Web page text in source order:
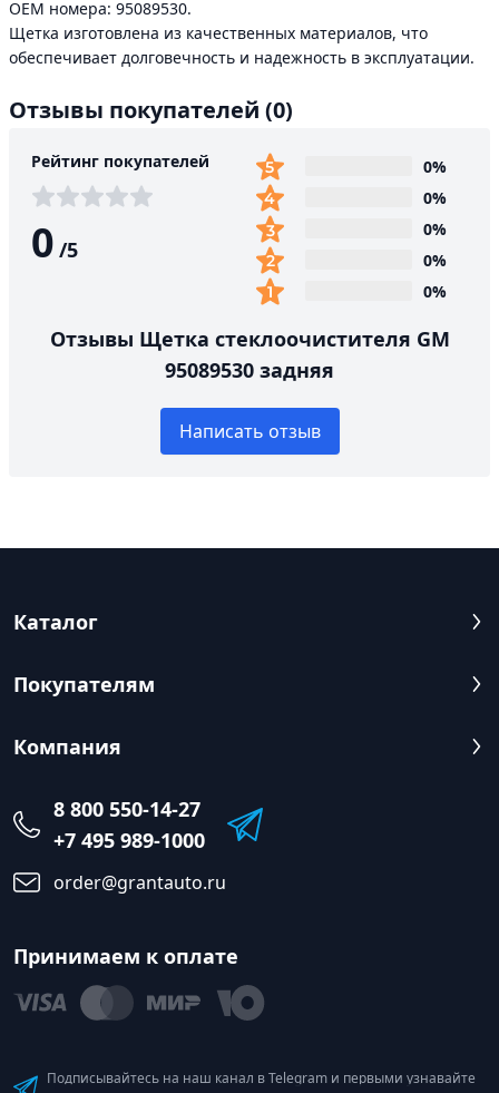
ОЕМ номера: 95089530.
Щетка изготовлена из качественных материалов, что
обеспечивает долговечность и надежность в эксплуатации.
Отзывы покупателей (0)
Рейтинг покупателей
0 /5
0%
0%
0%
0%
0%
Отзывы Щетка стеклоочистителя GM
95089530 задняя
Написать отзыв
Каталог
Покупателям
Компания
8 800 550-14-27
+7 495 989-1000
order@grantauto.ru
Принимаем к оплате
Подписывайтесь на наш канал в Telegram и первыми узнавайте